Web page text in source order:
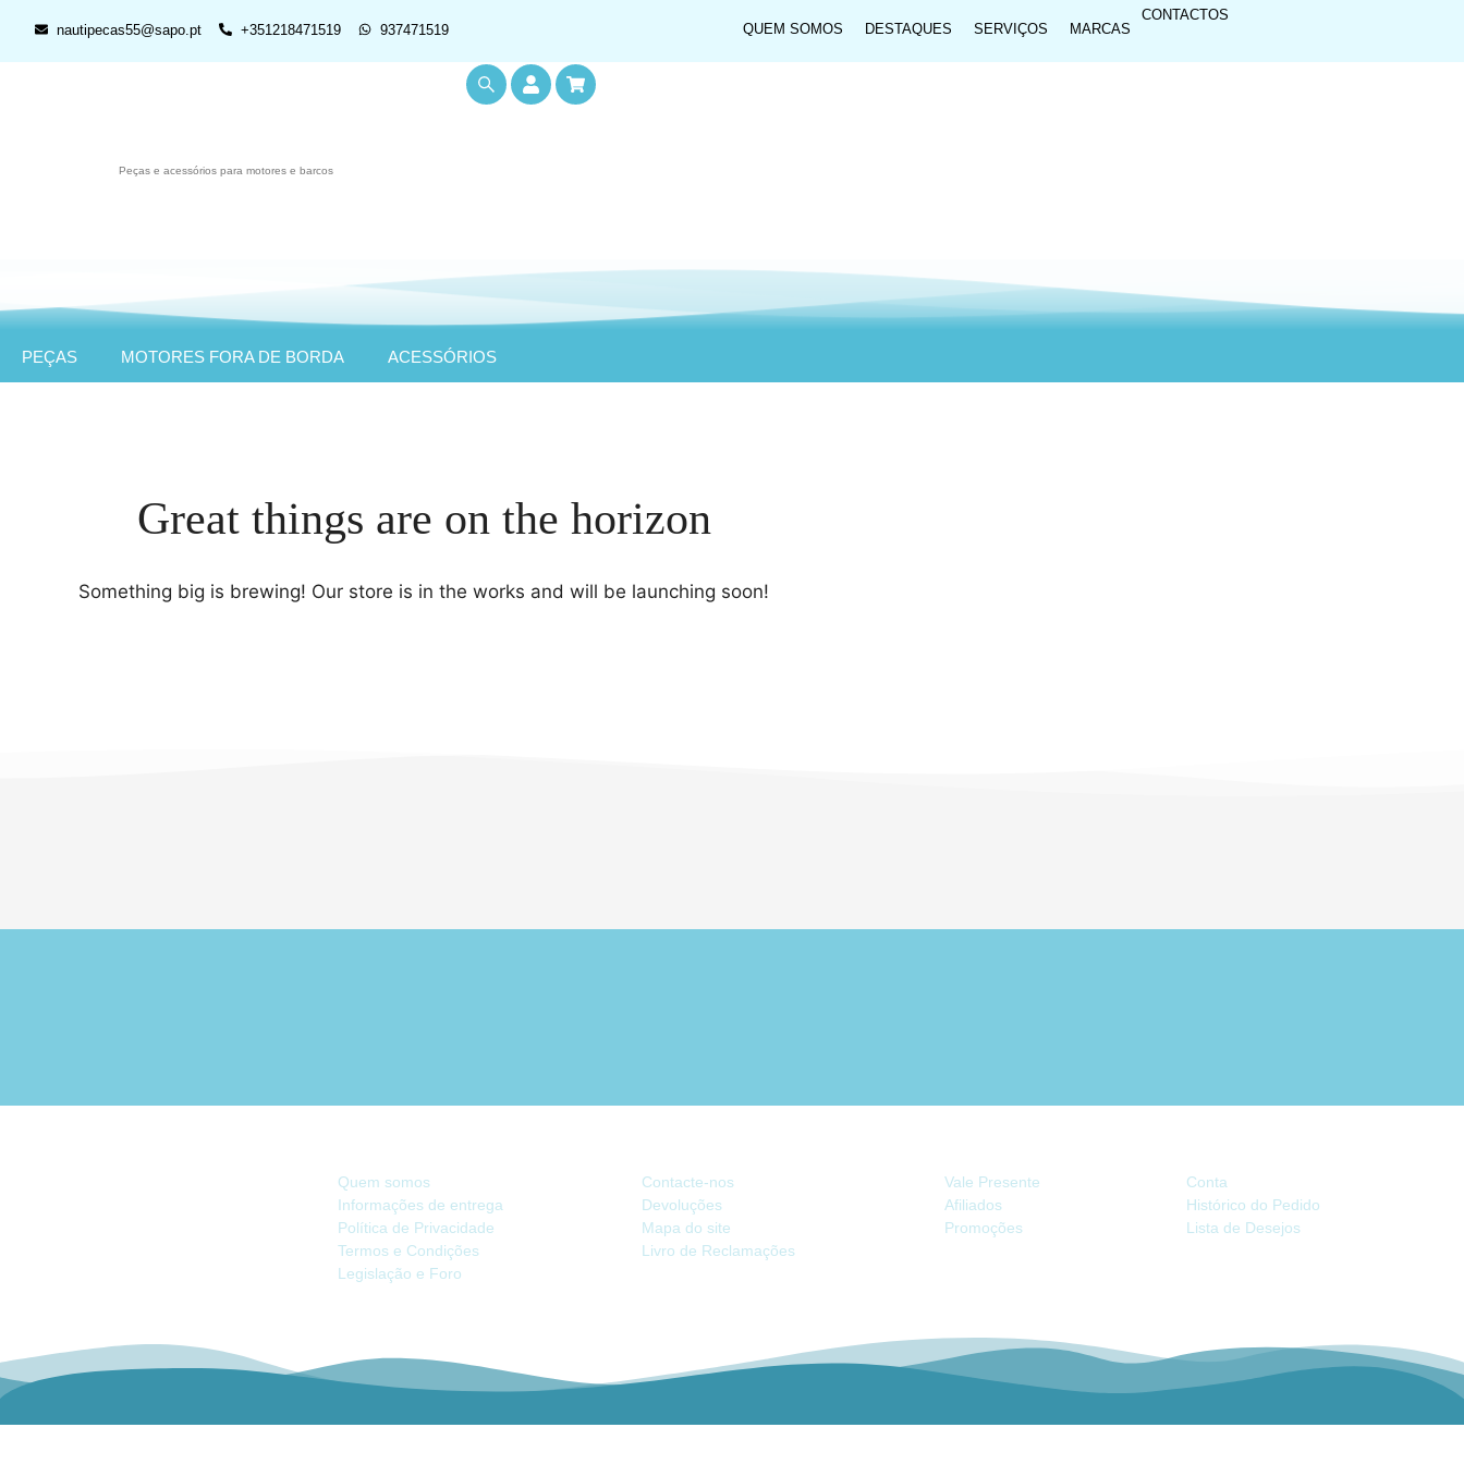
nautipecas55@sapo.pt +351218471519 937471519 QUEM SOMOS DESTAQUES SERVIÇOS MARCAS
CONTACTOS
Peças e acessórios para motores e barcos
PEÇAS MOTORES FORA DE BORDA ACESSÓRIOS
Great things are on the horizon
Something big is brewing! Our store is in the works and will be launching soon!
Quem somos
Informações de entrega
Política de Privacidade
Termos e Condições
Legislação e Foro
Contacte-nos
Devoluções
Mapa do site
Livro de Reclamações
Vale Presente
Afiliados
Promoções
Conta
Histórico do Pedido
Lista de Desejos